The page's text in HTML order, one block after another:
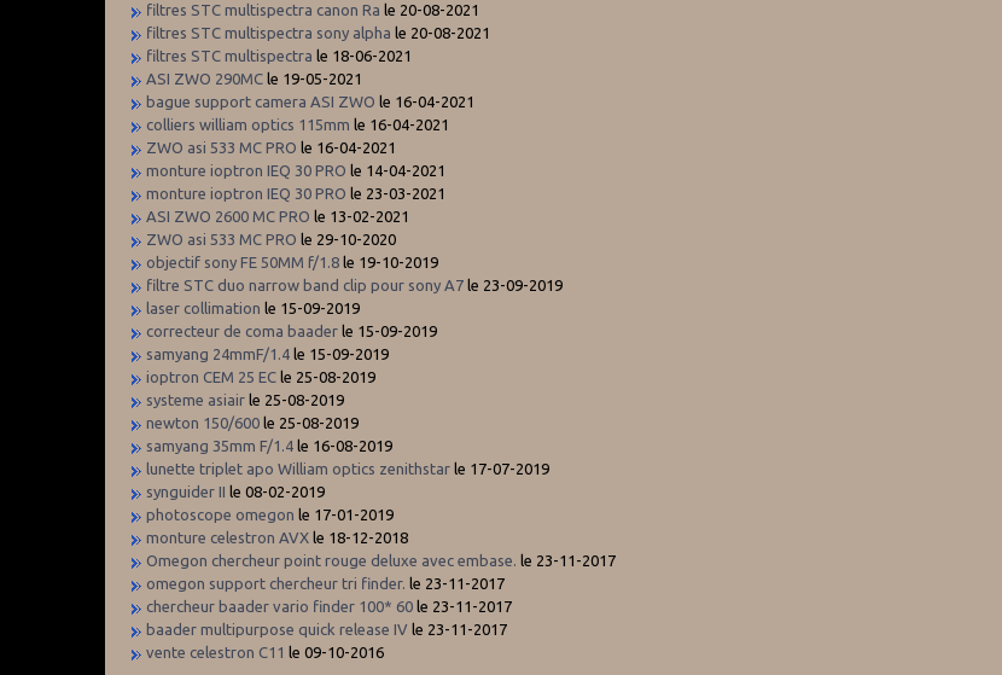
filtres STC multispectra canon Ra le 20-08-2021
filtres STC multispectra sony alpha le 20-08-2021
filtres STC multispectra le 18-06-2021
ASI ZWO 290MC le 19-05-2021
bague support camera ASI ZWO le 16-04-2021
colliers william optics 115mm le 16-04-2021
ZWO asi 533 MC PRO le 16-04-2021
monture ioptron IEQ 30 PRO le 14-04-2021
monture ioptron IEQ 30 PRO le 23-03-2021
ASI ZWO 2600 MC PRO le 13-02-2021
ZWO asi 533 MC PRO le 29-10-2020
objectif sony FE 50MM f/1.8 le 19-10-2019
filtre STC duo narrow band clip pour sony A7 le 23-09-2019
laser collimation le 15-09-2019
correcteur de coma baader le 15-09-2019
samyang 24mmF/1.4 le 15-09-2019
ioptron CEM 25 EC le 25-08-2019
systeme asiair le 25-08-2019
newton 150/600 le 25-08-2019
samyang 35mm F/1.4 le 16-08-2019
lunette triplet apo William optics zenithstar le 17-07-2019
synguider II le 08-02-2019
photoscope omegon le 17-01-2019
monture celestron AVX le 18-12-2018
Omegon chercheur point rouge deluxe avec embase. le 23-11-2017
omegon support chercheur tri finder. le 23-11-2017
chercheur baader vario finder 100* 60 le 23-11-2017
baader multipurpose quick release IV le 23-11-2017
vente celestron C11 le 09-10-2016